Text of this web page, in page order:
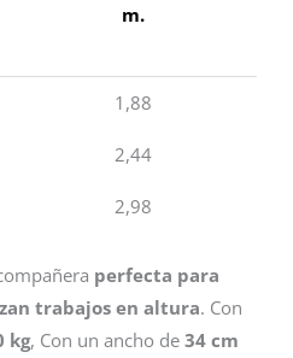
m.
m.
1,88
2,44
2,98
perfecta para
trabajos en altura. Con
kg, Con un ancho de 34 cm